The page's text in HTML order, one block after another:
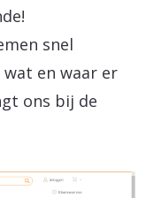
snel
en waar er
ons bij de